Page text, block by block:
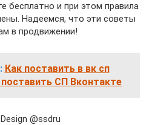
бесплатно и при этом правила
Надеемся, что эти советы
в продвижении!
Как поставить в вк сп
СП Вконтакте
@ssdru